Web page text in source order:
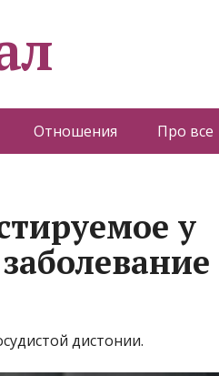
Отношения Про все
у
дистонии.